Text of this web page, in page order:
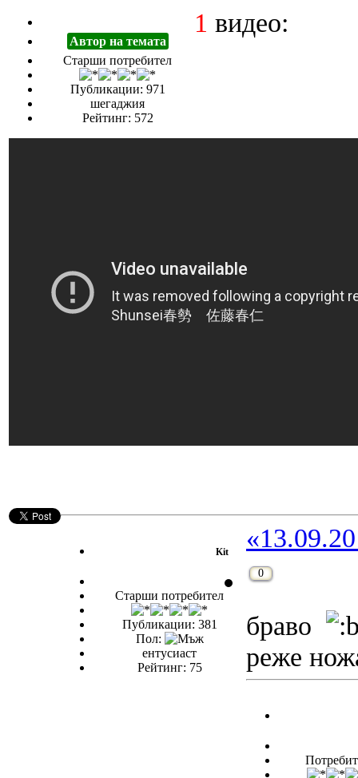
Автор на темата
Старши потребител
Публикации: 971
шегаджия
Рейтинг: 572
1 видео:
Kit
Старши потребител
Публикации: 381
Пол:
ентусиаст
Рейтинг: 75
0
браво
реже